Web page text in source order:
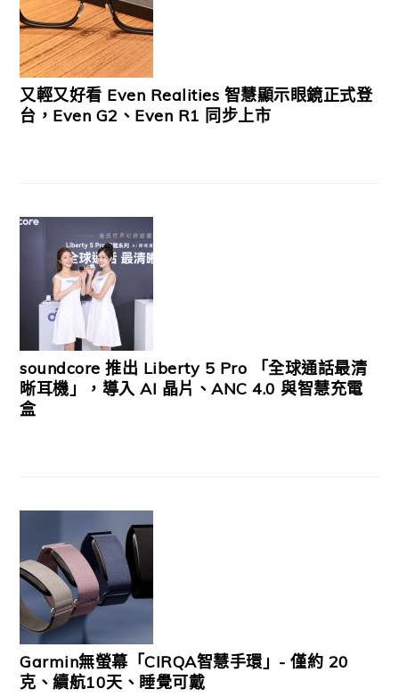
又輕又好看 Even Realities 智慧顯示眼鏡正式登
台，Even G2、Even R1 同步上市
soundcore 推出 Liberty 5 Pro 「全球通話最清
晰耳機」，導入 AI 晶片、ANC 4.0 與智慧充電
盒
Garmin無螢幕「CIRQA智慧手環」- 僅約 20
克、續航10天、睡覺可戴